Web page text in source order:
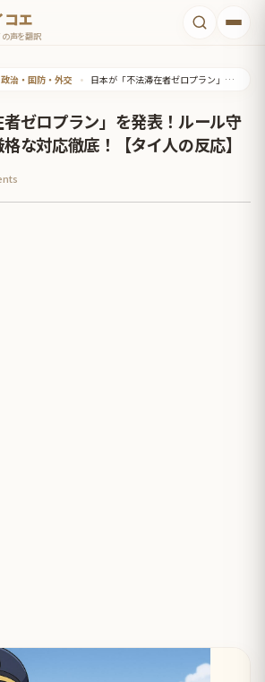
コエ
声を翻訳
政治・国防・外交 • 日本が「不法滞在者ゼロプラン」を発表！ルール守らない外国人に厳格な対応徹底！【タイ人の反応】
ゼロプラン」を発表！ルール守
な対応徹底！【タイ人の反応】